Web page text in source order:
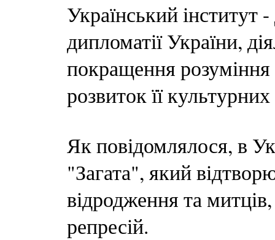
Український інститут
дипломатії України,
покращення розуміння
розвиток її
Як повідомлялося, в
"Загата", який
відродження та
репресій.